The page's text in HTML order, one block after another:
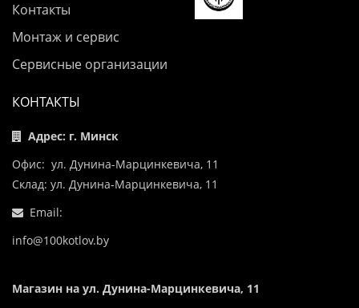
Контакты
Монтаж и сервис
Сервисные организации
КОНТАКТЫ
Адрес: г. Минск
Офис: ул. Дунина-Марцинкевича, 11
Склад: ул. Дунина-Марцинкевича, 11
Email:
info@100kotlov.by
Магазин на ул. Дунина-Марцинкевича, 11